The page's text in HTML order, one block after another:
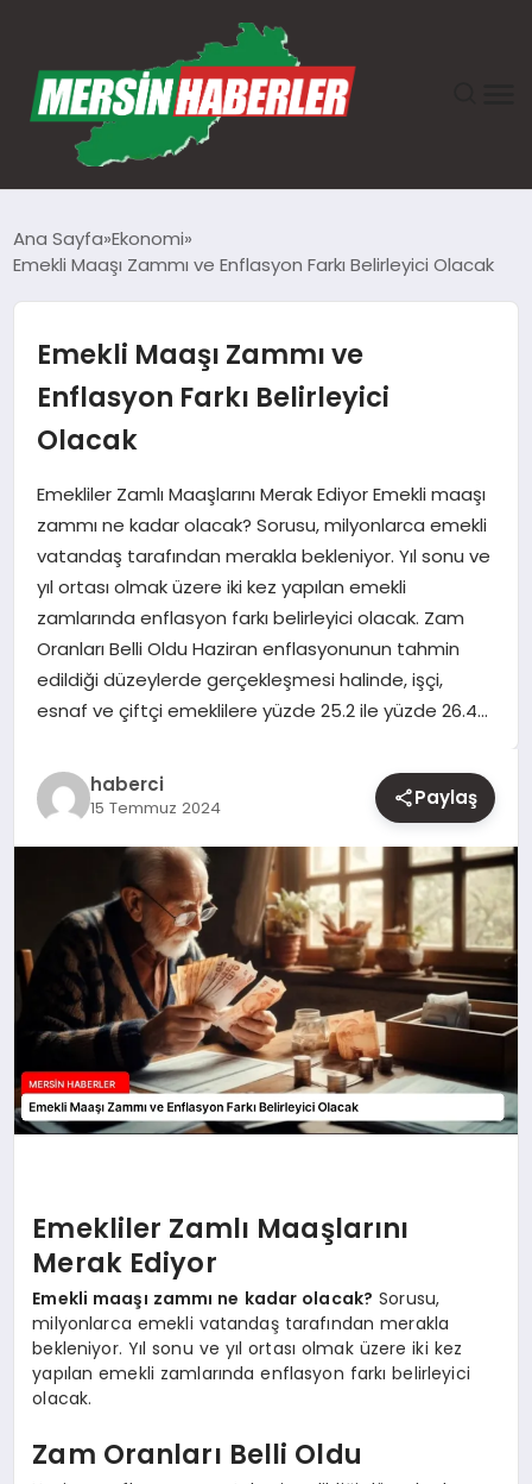
EKONOMI
SAĞLIK
SPOR
YAŞAM
EĞITIM
Ana Sayfa Ekonomi
Emekli Maaşı Zammı ve Enflasyon Farkı Belirleyici Olacak
Emekli Maaşı Zammı ve
Enflasyon Farkı Belirleyici
Olacak
Emekliler Zamlı Maaşlarını Merak Ediyor Emekli maaşı
zammı ne kadar olacak? Sorusu, milyonlarca emekli
vatandaş tarafından merakla bekleniyor. Yıl sonu ve
yıl ortası olmak üzere iki kez yapılan emekli
zamlarında enflasyon farkı belirleyici olacak. Zam
Oranları Belli Oldu Haziran enflasyonunun tahmin
edildiği düzeylerde gerçekleşmesi halinde, işçi,
esnaf ve çiftçi emeklilere yüzde 25.2 ile yüzde 26.4…
haberci
15 Temmuz 2024 Paylaş
Emekliler Zamlı Maaşlarını
Merak Ediyor
Emekli maaşı zammı ne kadar olacak? Sorusu,
milyonlarca emekli vatandaş tarafından merakla
bekleniyor. Yıl sonu ve yıl ortası olmak üzere iki kez
yapılan emekli zamlarında enflasyon farkı belirleyici
olacak.
Zam Oranları Belli Oldu